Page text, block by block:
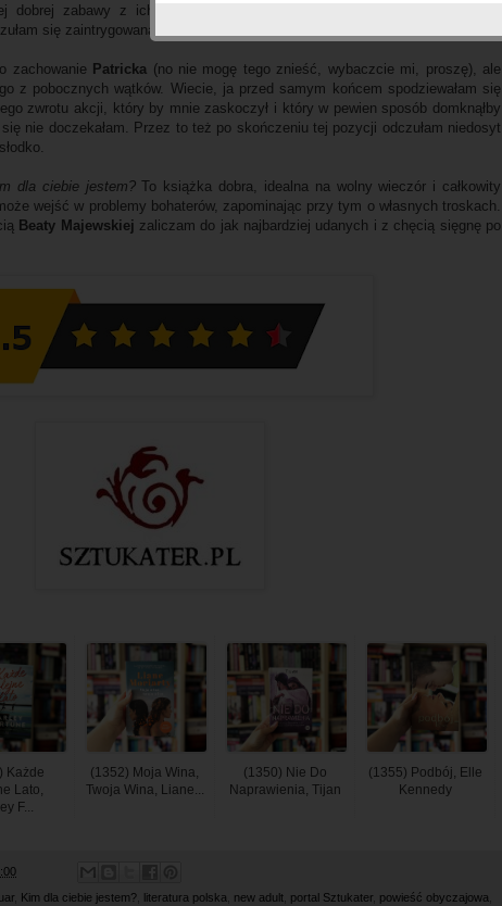
dobrej zabawy z ich odkrywania. Powiem tylko tyle: główny wątek jest
się zaintrygowana tym, w jaki sposób autorka go rozwiąże.
zachowanie Patricka (no nie mogę tego znieść, wybaczcie mi, proszę), ale
z pobocznych wątków. Wiecie, ja przed samym końcem spodziewałam się
zwrotu akcji, który by mnie zaskoczył i który w pewien sposób domknąłby
nie doczekałam. Przez to też po skończeniu tej pozycji odczułam niedosyt
dla ciebie jestem?To książka dobra, idealna na wolny wieczór i całkowity
wejść w problemy bohaterów, zapominając przy tym o własnych troskach.
Beaty Majewskiej zaliczam do jak najbardziej udanych i z chęcią sięgnę po
Każde
Lato,
F...
(1352) Moja Wina,
Twoja Wina, Liane...
(1350) Nie Do
Naprawienia, Tijan
(1355) Podbój, Elle
Kennedy
Kim dla ciebie jestem? literatura polska new adult portal Sztukater powieść obyczajowa